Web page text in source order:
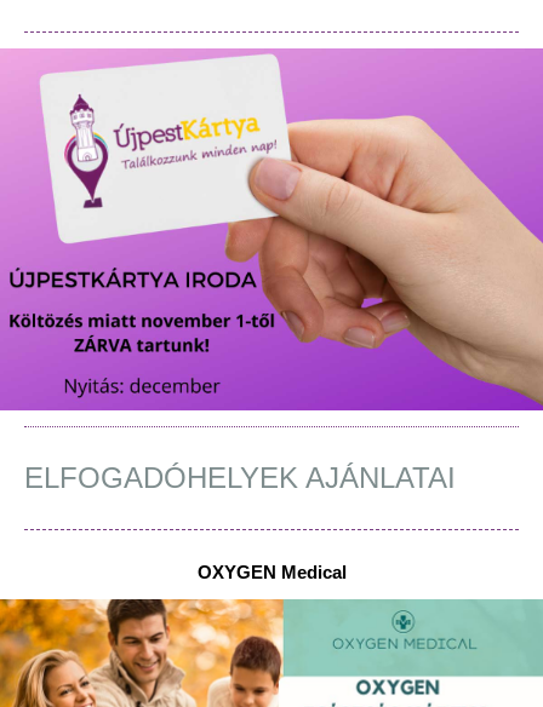
ELFOGADÓHELYEK AJÁNLATAI
OXYGEN Medical